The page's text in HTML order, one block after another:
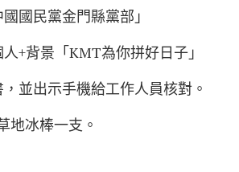
國民黨金門縣黨部」
+背景「KMT為你拼好日子」
並出示手機給工作人員核對。
地冰棒一支。